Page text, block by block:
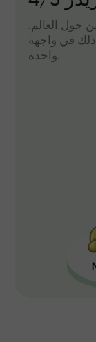
حول العالم.
ذلك في واجهة
واحدة.